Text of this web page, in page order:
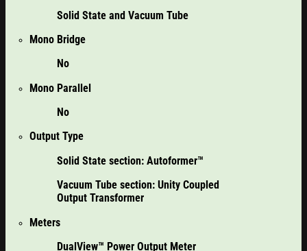
Solid State and Vacuum Tube
Mono Bridge
No
Mono Parallel
No
Output Type
Solid State section: Autoformer™
Vacuum Tube section: Unity Coupled
Output Transformer
Meters
DualView™ Power Output Meter